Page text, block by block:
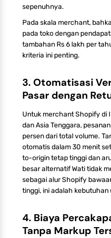
sepenuhnya.
Pada skala merchant,
pada toko dengan
tambahan Rs 6 lakh per
kriteria ini penting.
3. Otomatisasi
Pasar dengan
Untuk merchant Shopify di
dan Asia Tenggara,
persen dari total volume.
otomatis dalam 30 menit
to-origin tetap tinggi dan
besar alternatif Wati tidak
sebagai alur Shopify
tinggi, ini adalah
4. Biaya
Tanpa Markup